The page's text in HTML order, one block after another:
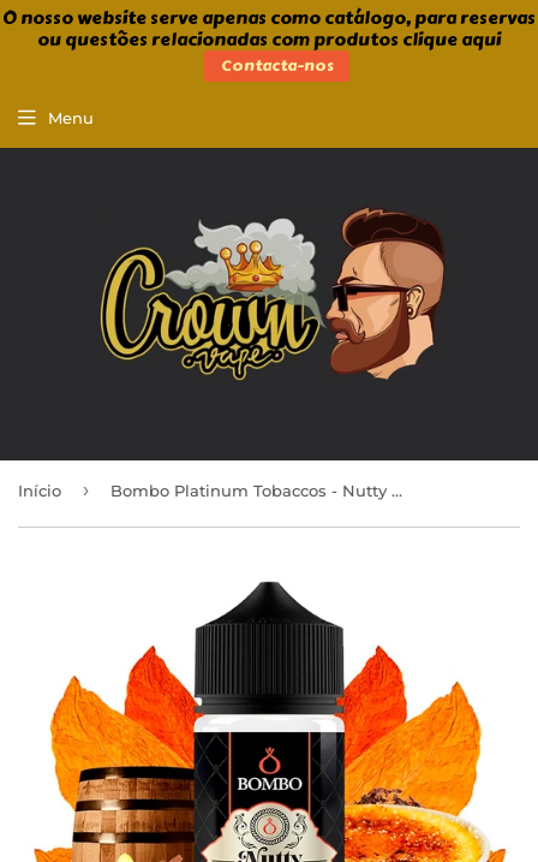
O nosso website serve apenas como catálogo, para reservas
ou questões relacionadas com produtos clique aqui
Contacta-nos
Menu
Início › Bombo Platinum Tobaccos - Nutty Supra Reserve 30ml/120ml Aroma Longfill